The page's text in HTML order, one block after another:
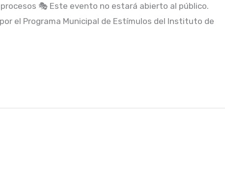
🎭 Este evento no estará abierto al público.
el Programa Municipal de Estímulos del Instituto de